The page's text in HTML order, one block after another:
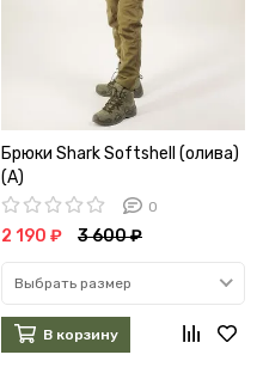
Брюки Shark Softshell (олива)
(А)
0
2 190 ₽ 3 600 ₽
Выбрать размер
В корзину